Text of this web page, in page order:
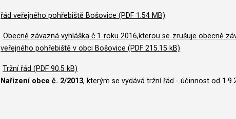
řád veřejného pohřebiště Bošovice (PDF 1.54 MB)
Obecně závazná vyhláška č.1 roku 2016,kterou se zrušuje obecně
veřejného pohřebiště v obci Bošovice (PDF 215.15 kB)
Tržní řád (PDF 90.5 kB)
Nařízení obce č. 2/2013, kterým se vydává tržní řád - účinnost od